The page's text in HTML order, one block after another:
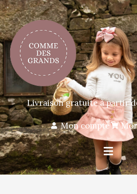
Livraison gratuite à partir
Mon compte